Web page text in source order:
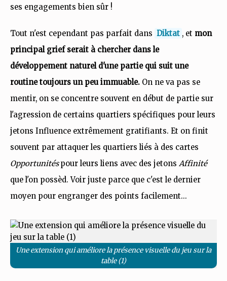
ses engagements bien sûr !
Tout n'est cependant pas parfait dans Diktat , et mon
principal grief serait à chercher dans le
développement naturel d'une partie qui suit une
routine toujours un peu immuable. On ne va pas se
mentir, on se concentre souvent en début de partie sur
l'agression de certains quartiers spécifiques pour leurs
jetons Influence extrêmement gratifiants. Et on finit
souvent par attaquer les quartiers liés à des cartes
Opportunitéspour leurs liens avec des jetons Affinité
que l'on possèd. Voir juste parce que c'est le dernier
moyen pour engranger des points facilement...
Une extension qui améliore la présence visuelle du jeu sur la
table (1)